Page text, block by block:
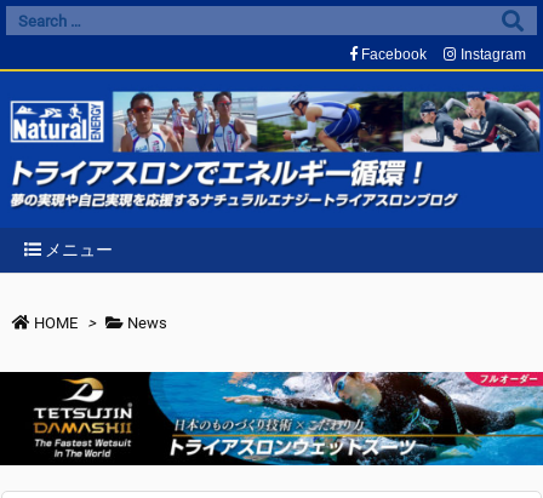
メニュー
Facebook Instagram
HOME > News